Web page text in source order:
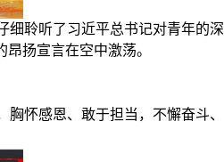
细聆听了习近平总书记对青年的深
昂扬宣言在空中激荡。
胸怀感恩、 敢于担当 ， 不懈奋斗、